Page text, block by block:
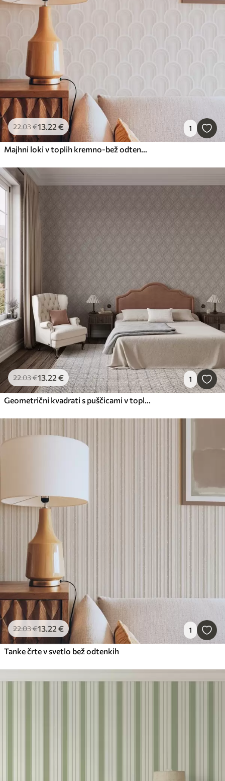
22.03€13.22 € 1
Majhni loki v toplih kremno-bež odtenkih
22.03€13.22 € 1
Geometrični kvadrati s puščicami v toplih bež tonih
22.03€13.22 € 1
Tanke črte v svetlo bež odtenkih